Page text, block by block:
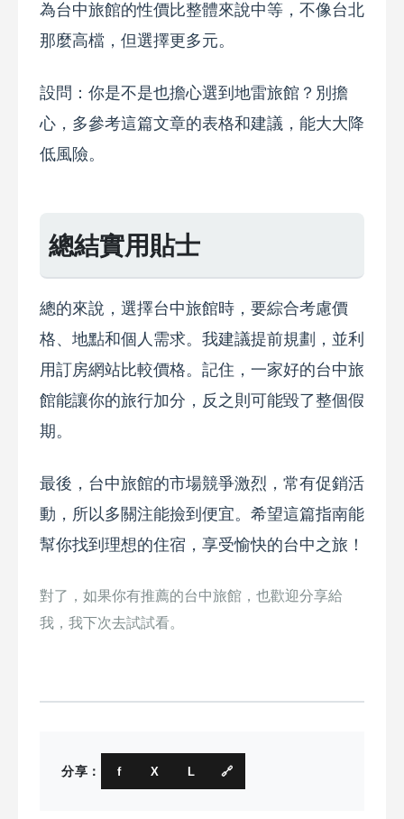
為台中旅館的性價比整體來說中等，不像台北
那麼高檔，但選擇更多元。
設問：你是不是也擔心選到地雷旅館？別擔
心，多參考這篇文章的表格和建議，能大大降
低風險。
總結實用貼士
總的來說，選擇台中旅館時，要綜合考慮價
格、地點和個人需求。我建議提前規劃，並利
用訂房網站比較價格。記住，一家好的台中旅
館能讓你的旅行加分，反之則可能毀了整個假
期。
最後，台中旅館的市場競爭激烈，常有促銷活
動，所以多關注能撿到便宜。希望這篇指南能
幫你找到理想的住宿，享受愉快的台中之旅！
對了，如果你有推薦的台中旅館，也歡迎分享給
我，我下次去試試看。
分享： f X L 🔗